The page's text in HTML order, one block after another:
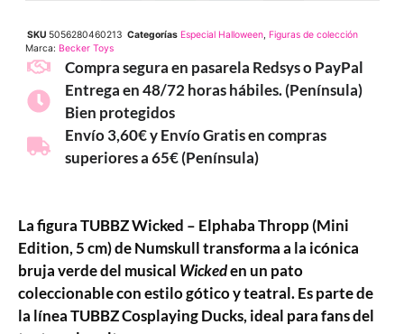
SKU 5056280460213 Categorías Especial Halloween, Figuras de colección
Marca: Becker Toys
Compra segura en pasarela Redsys o PayPal
Entrega en 48/72 horas hábiles. (Península)
Bien protegidos
Envío 3,60€ y Envío Gratis en compras
superiores a 65€ (Península)
La figura TUBBZ Wicked – Elphaba Thropp (Mini
Edition, 5 cm) de Numskull transforma a la icónica
bruja verde del musical Wickeden un pato
coleccionable con estilo gótico y teatral. Es parte de
la línea TUBBZ Cosplaying Ducks, ideal para fans del